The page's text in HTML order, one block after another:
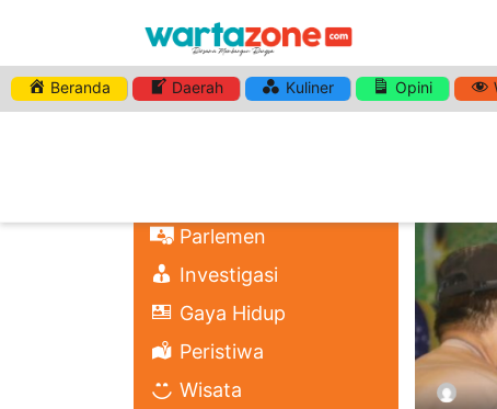
Beranda Daerah Kuliner Opini
Parlemen
Investigasi
Gaya Hidup
Peristiwa
Wisata